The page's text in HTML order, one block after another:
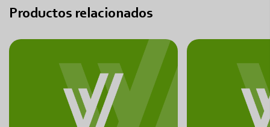
Productos relacionados